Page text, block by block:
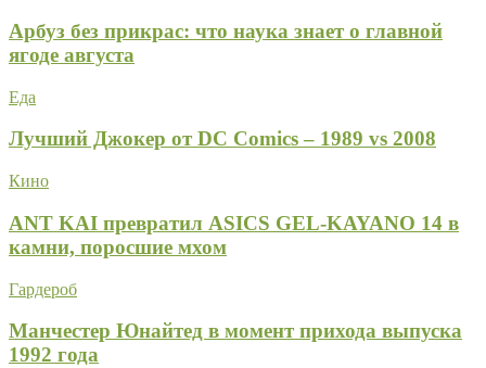
Арбуз без прикрас: что наука знает о главной
ягоде августа
Еда
Лучший Джокер от DC Comics – 1989 vs 2008
Кино
ANT KAI превратил ASICS GEL-KAYANO 14 в
камни, поросшие мхом
Гардероб
Манчестер Юнайтед в момент прихода выпуска
1992 года